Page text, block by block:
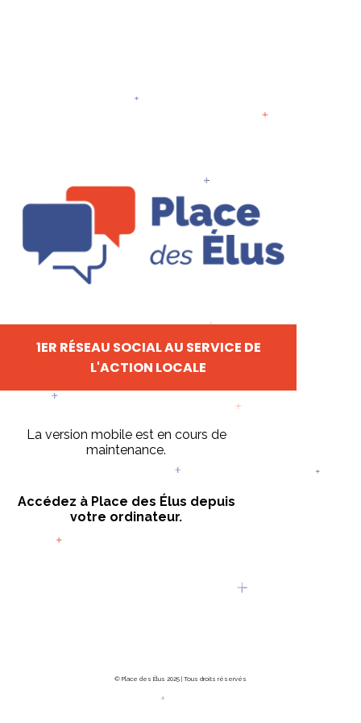
1ER RÉSEAU SOCIAL AU SERVICE DE
L'ACTION LOCALE
La version mobile est en cours de
maintenance.
Accédez à Place des Élus depuis
votre ordinateur.
© Place des Élus 2025 | Tous droits réservés